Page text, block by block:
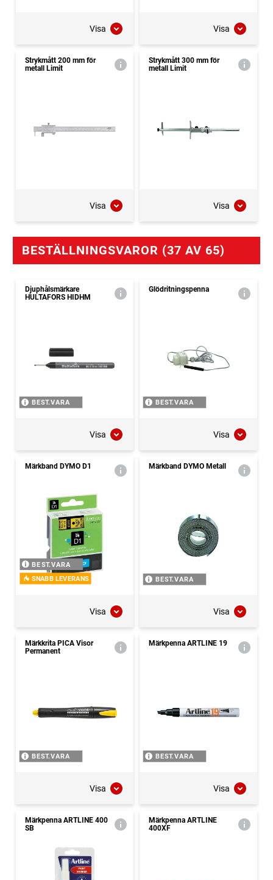
Visa Visa
Strykmått 200 mm för
metall Limit
Visa
Strykmått 300 mm för
metall Limit
Visa
BESTÄLLNINGSVAROR (37 AV 65)
Djuphålsmärkare
HULTAFORS HIDHM
BEST.VARA
Visa
Glödritningspenna
BEST.VARA
Visa
Märkband DYMO D1
BEST.VARA
SNABB LEVERANS
Visa
Märkband DYMO Metall
BEST.VARA
Visa
Märkkrita PICA Visor
Permanent
BEST.VARA
Visa
Märkpenna ARTLINE 19
BEST.VARA
Visa
Märkpenna ARTLINE 400
SB
Märkpenna ARTLINE
400XF